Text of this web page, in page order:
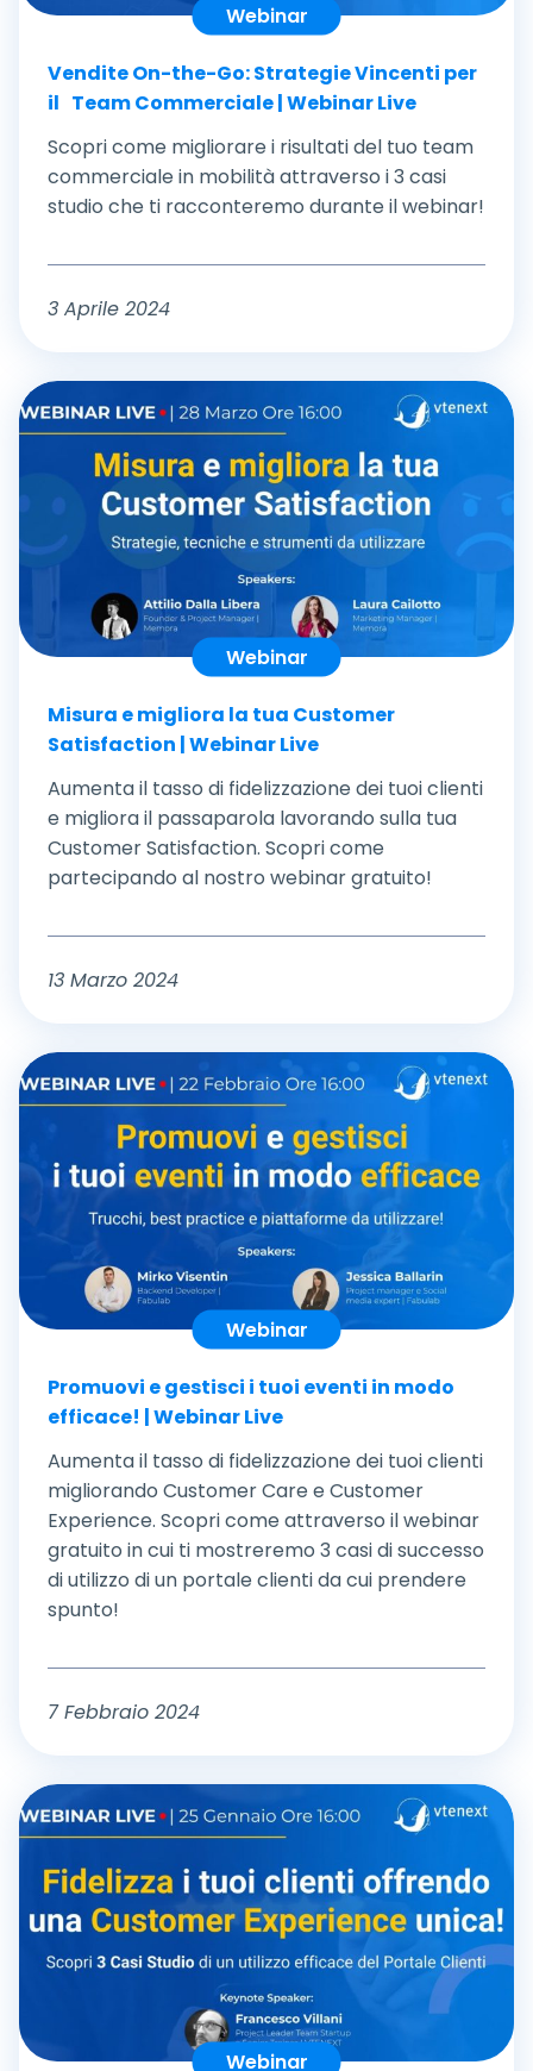
Webinar
Vendite On-the-Go: Strategie Vincenti per
il Team Commerciale | Webinar Live
Scopri come migliorare i risultati del tuo team
commerciale in mobilità attraverso i 3 casi
studio che ti racconteremo durante il webinar!
3 Aprile 2024
Webinar
Misura e migliora la tua Customer
Satisfaction | Webinar Live
Aumenta il tasso di fidelizzazione dei tuoi clienti
e migliora il passaparola lavorando sulla tua
Customer Satisfaction. Scopri come
partecipando al nostro webinar gratuito!
13 Marzo 2024
Webinar
Promuovi e gestisci i tuoi eventi in modo
efficace! | Webinar Live
Aumenta il tasso di fidelizzazione dei tuoi clienti
migliorando Customer Care e Customer
Experience. Scopri come attraverso il webinar
gratuito in cui ti mostreremo 3 casi di successo
di utilizzo di un portale clienti da cui prendere
spunto!
7 Febbraio 2024
Webinar